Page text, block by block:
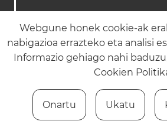
Webgune honek cookie-ak
nabigazioa errazteko eta analisi
Informazio gehiago nahi
Cookien
Onartu Ukatu